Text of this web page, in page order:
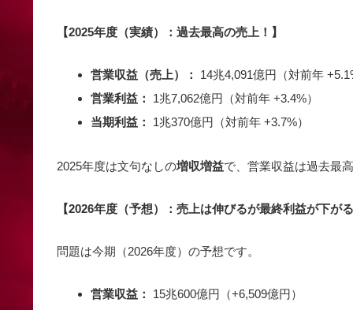
【2025年度（実績）：過去最高の売上！】
営業収益（売上）：
14兆4,091億円（対前年
営業利益：
1兆7,062億円（対前年 +3.4%）
当期利益：
1兆370億円（対前年 +3.7%）
2025年度は文句なしの増収増益で、営業収益は過去最
【2026年度（予想）：売上は伸びるが最終利益が下が
問題は今期（2026年度）の予想です。
営業収益：
15兆600億円（+6,509億円）